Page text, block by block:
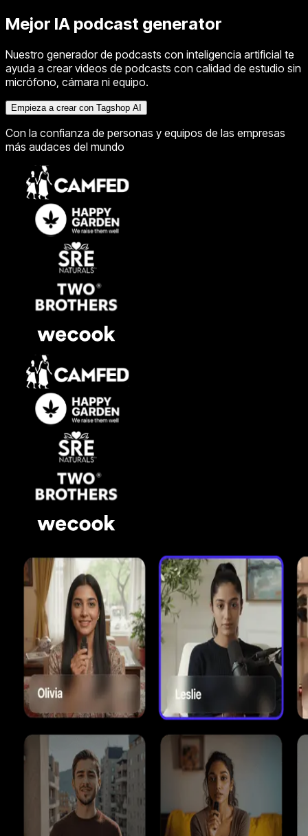
Mejor IA podcast generator
Nuestro generador de podcasts con inteligencia artificial te
ayuda a crear videos de podcasts con calidad de estudio sin
micrófono, cámara ni equipo.
Empieza a crear con Tagshop AI
Con la confianza de personas y equipos de las empresas
más audaces del mundo